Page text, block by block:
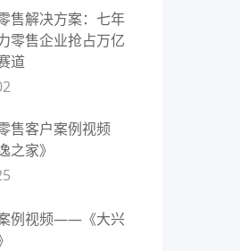
售解决方案：七年
零售企业抢占万亿
道
售客户案例视频
家》
例视频——《大兴